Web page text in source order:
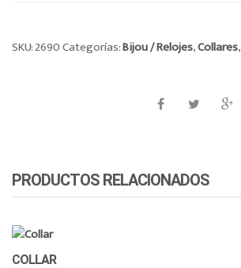
SKU:2690Categorías:Bijou / Relojes,Collares,
PRODUCTOS RELACIONADOS
COLLAR